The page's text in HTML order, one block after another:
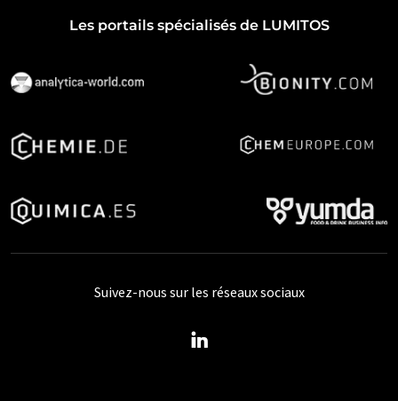
Les portails spécialisés de LUMITOS
Suivez-nous sur les réseaux sociaux